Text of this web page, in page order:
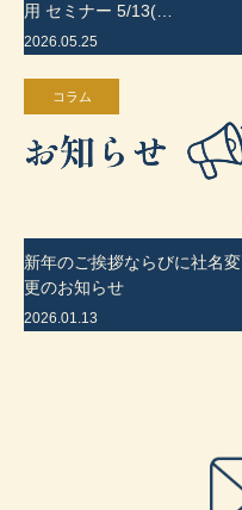
用 セミナー 5/13(…
2026.05.25
コラム
新年のご挨拶ならびに社名変
更のお知らせ
2026.01.13